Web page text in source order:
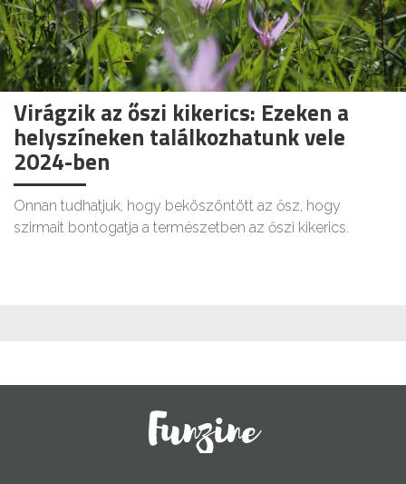
Virágzik az őszi kikerics: Ezeken a
helyszíneken találkozhatunk vele
2024-ben
Onnan tudhatjuk, hogy beköszöntött az ősz, hogy
szirmait bontogatja a természetben az őszi kikerics.